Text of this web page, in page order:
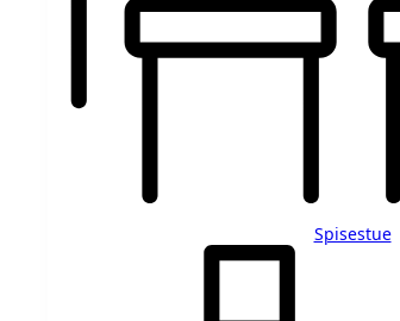
Spisestue